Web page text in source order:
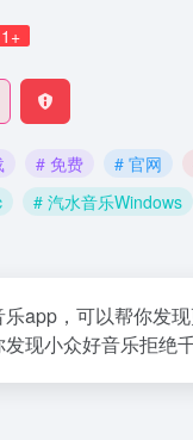
1+
# 免费 # 官网
# 汽水音乐Windows
app，可以帮你发
现小众好音乐拒绝